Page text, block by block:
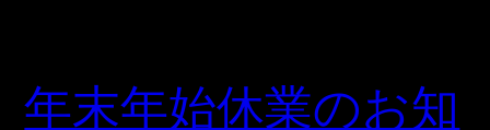
年末年始休業のお知